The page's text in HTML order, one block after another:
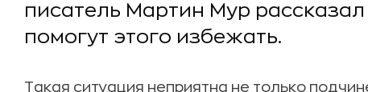
писатель Мартин Мур
помогут этого избежать.
Такая ситуация неприятна не только